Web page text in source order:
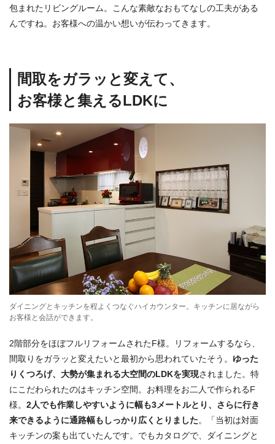
包まれたリビングルーム。こんな素敵なおもてなしの工夫がある
んですね。お客様への温かい想いが伝わってきます。
間取をガラッと変えて、
お客様と集えるLDKに
ダイニングとキッチンを程よくつなぐハイカウンター。キッチンに居ながら
お客様と会話ができます。
2階部分をほぼフルリフォームされたF様。リフォームするなら、
間取りをガラッと変えたいと最初から思われていたそう。 ゆった
りくつろげ、大勢が集まれる大空間のLDKを実現されました。特
にこだわられたのはキッチン空間。お料理をお二人で作られるF
様。 2人でも作業しやすいように幅も3メートルとり、さらに行き
来できるように通路幅もしっかり広くとりました。「当初は対面
キッチンの案も出ていたんです。でもカタログで、ダイニングと